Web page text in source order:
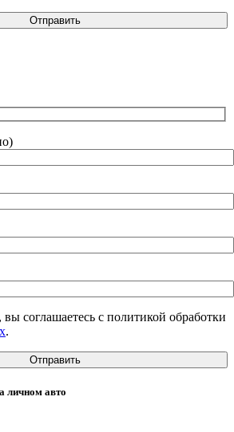
соглашаетесь с политикой обработки
.
личном авто